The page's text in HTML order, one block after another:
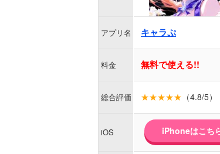
アプリ名 キャラぷ
料金 無料で使える!!
総合評価 ★★★★★ （4.8/5）
iOS iPhoneはこち